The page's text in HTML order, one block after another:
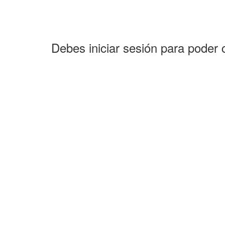
Debes iniciar sesión para poder